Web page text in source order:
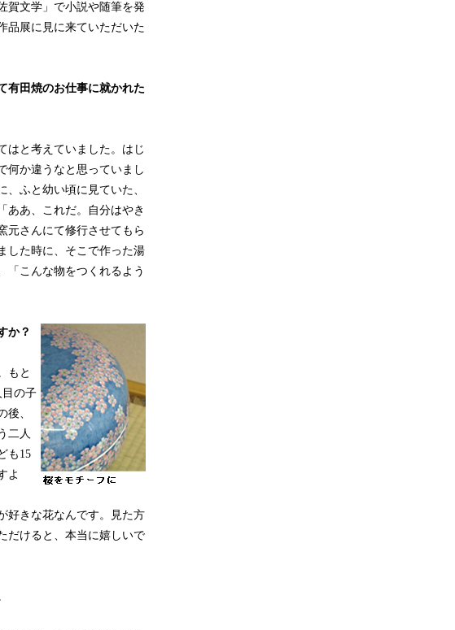
賀文学」で小説や随筆を発
品展に見に来ていただいた
有田焼のお仕事に就かれた
はと考えていました。はじ
何か違うなと思っていまし
ふと幼い頃に見ていた、
ああ、これだ。自分はやき
元さんにて修行させてもら
した時に、そこで作った湯
「こんな物をつくれるよう
か？
もと
目の子
後、
二人
も15
よ
好きな花なんです。見た方
だけると、本当に嬉しいで